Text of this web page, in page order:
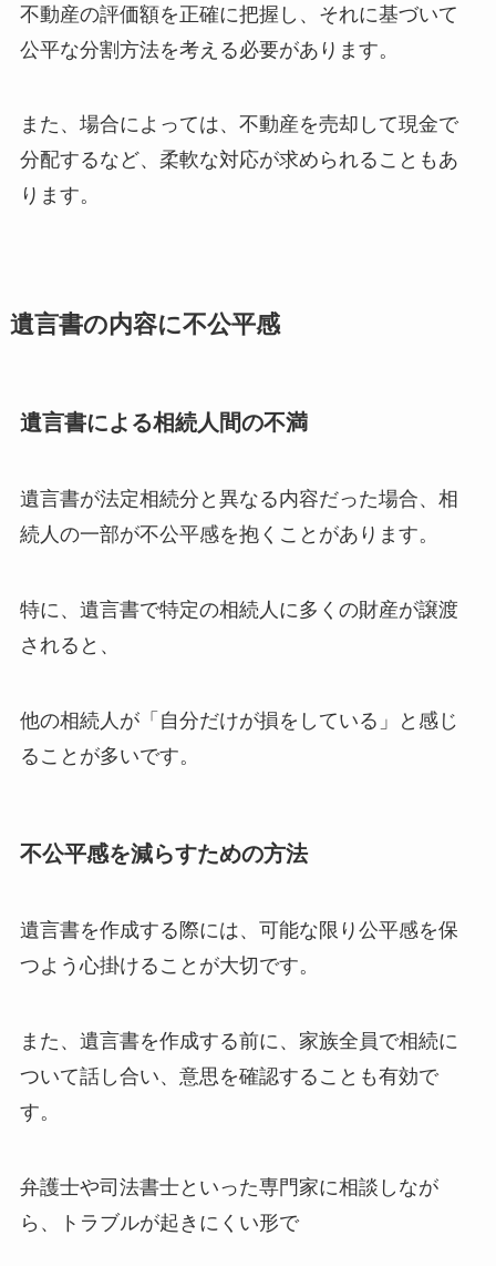
不動産の評価額を正確に把握し、それに基づいて
公平な分割方法を考える必要があります。
また、場合によっては、不動産を売却して現金で
分配するなど、柔軟な対応が求められることもあ
ります。
遺言書の内容に不公平感
遺言書による相続人間の不満
遺言書が法定相続分と異なる内容だった場合、相
続人の一部が不公平感を抱くことがあります。
特に、遺言書で特定の相続人に多くの財産が譲渡
されると、
他の相続人が「自分だけが損をしている」と感じ
ることが多いです。
不公平感を減らすための方法
遺言書を作成する際には、可能な限り公平感を保
つよう心掛けることが大切です。
また、遺言書を作成する前に、家族全員で相続に
ついて話し合い、意思を確認することも有効で
す。
弁護士や司法書士といった専門家に相談しなが
ら、トラブルが起きにくい形で